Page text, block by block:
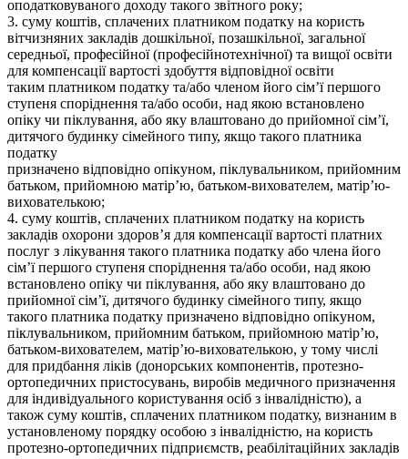
оподатковуваного доходу такого звітного року;
3. суму коштів, сплачених платником податку на користь
вітчизняних закладів дошкільної, позашкільної, загальної
середньої, професійної (професійнотехнічної) та вищої освіти
для компенсації вартості здобуття відповідної освіти
таким платником податку та/або членом його сім’ї першого
ступеня споріднення та/або особи, над якою встановлено
опіку чи піклування, або яку влаштовано до прийомної сім’ї,
дитячого будинку сімейного типу, якщо такого платника
податку
призначено відповідно опікуном, піклувальником, прийомним
батьком, прийомною матір’ю, батьком-вихователем, матір’ю-
вихователькою;
4. суму коштів, сплачених платником податку на користь
закладів охорони здоров’я для компенсації вартості платних
послуг з лікування такого платника податку або члена його
сім’ї першого ступеня споріднення та/або особи, над якою
встановлено опіку чи піклування, або яку влаштовано до
прийомної сім’ї, дитячого будинку сімейного типу, якщо
такого платника податку призначено відповідно опікуном,
піклувальником, прийомним батьком, прийомною матір’ю,
батьком-вихователем, матір’ю-вихователькою, у тому числі
для придбання ліків (донорських компонентів, протезно-
ортопедичних пристосувань, виробів медичного призначення
для індивідуального користування осіб з інвалідністю), а
також суму коштів, сплачених платником податку, визнаним в
установленому порядку особою з інвалідністю, на користь
протезно-ортопедичних підприємств, реабілітаційних закладів